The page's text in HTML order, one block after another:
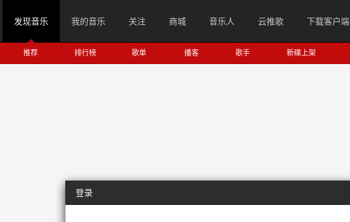
发现音乐 我的音乐 关注 商城 音乐人 云推歌 下载客户端
推荐 排行榜 歌单 播客 歌手 新碟上架
登录